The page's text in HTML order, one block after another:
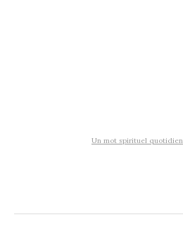
Un mot spirituel quotidien